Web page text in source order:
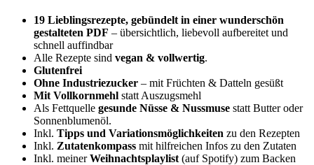
19 Lieblingsrezepte, gebündelt in einer wunderschön
gestalteten PDF – übersichtlich, liebevoll aufbereitet und
schnell auffindbar
Alle Rezepte sind vegan & vollwertig.
Glutenfrei
Ohne Industriezucker – mit Früchten & Datteln gesüßt
Mit Vollkornmehl statt Auszugsmehl
Als Fettquelle gesunde Nüsse & Nussmuse statt Butter oder
Sonnenblumenöl.
Inkl. Tipps und Variationsmöglichkeiten zu den Rezepten
Inkl. Zutatenkompass mit hilfreichen Infos zu den Zutaten
Inkl. meinerWeihnachtsplaylist (auf Spotify) zum Backen